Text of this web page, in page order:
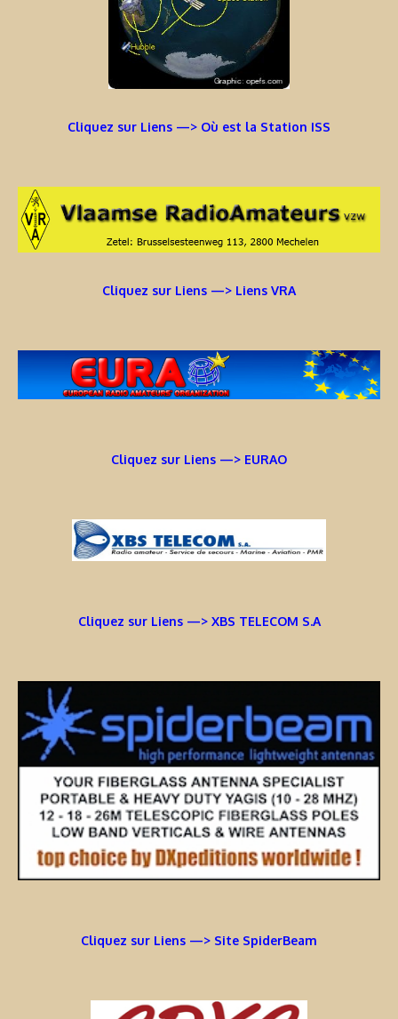
Cliquez sur Liens —> Où est la Station ISS
Cliquez sur Liens —> Liens VRA
Cliquez sur Liens —> EURAO
Cliquez sur Liens —> XBS TELECOM S.A
Cliquez sur Liens —> Site SpiderBeam